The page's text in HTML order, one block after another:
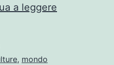
a leggere
, mondo